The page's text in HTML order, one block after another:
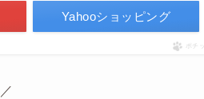
Yahooショッピング
ポチ
／